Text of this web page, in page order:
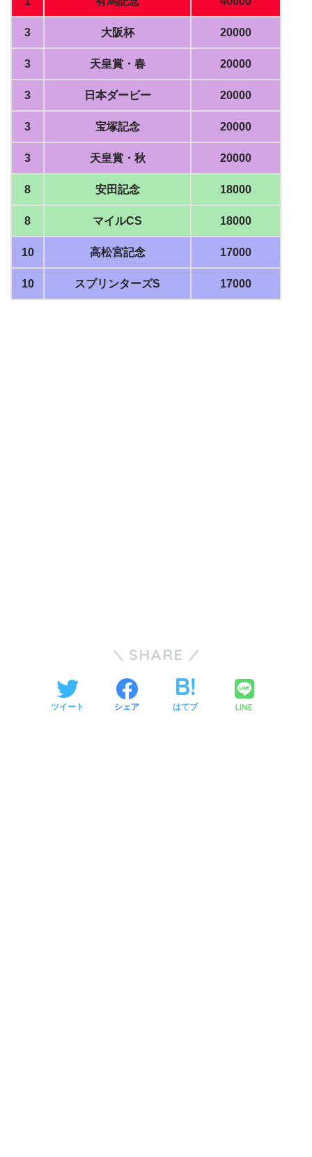
3 大阪杯 20000
3 天皇賞・春 20000
3 日本ダービー 20000
3 宝塚記念 20000
3 天皇賞・秋 20000
8 安田記念 18000
8 マイルCS 18000
10 高松宮記念 17000
10 スプリンターズS 17000
SHARE
ツイート シェア はてブ LINE